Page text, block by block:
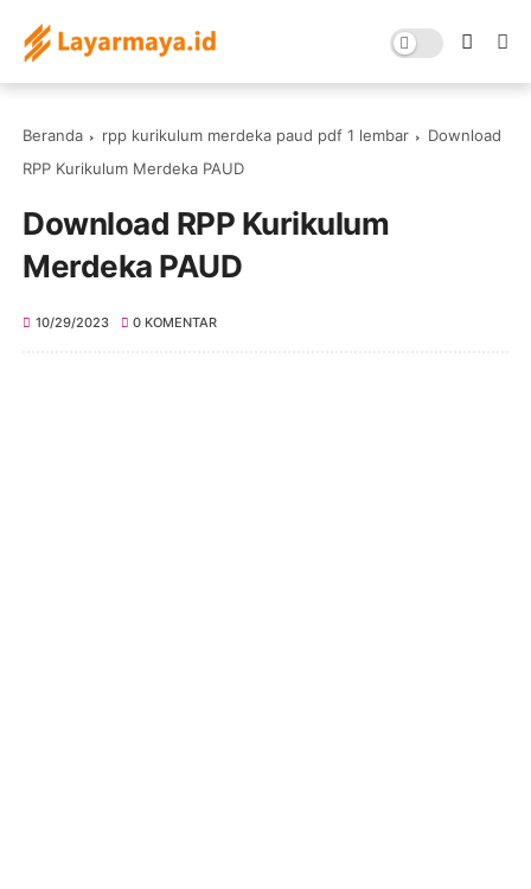
Beranda rpp kurikulum merdeka paud pdf 1 lembar
Download
RPP Kurikulum Merdeka PAUD
Download RPP Kurikulum
Merdeka PAUD
10/29/2023 0 KOMENTAR